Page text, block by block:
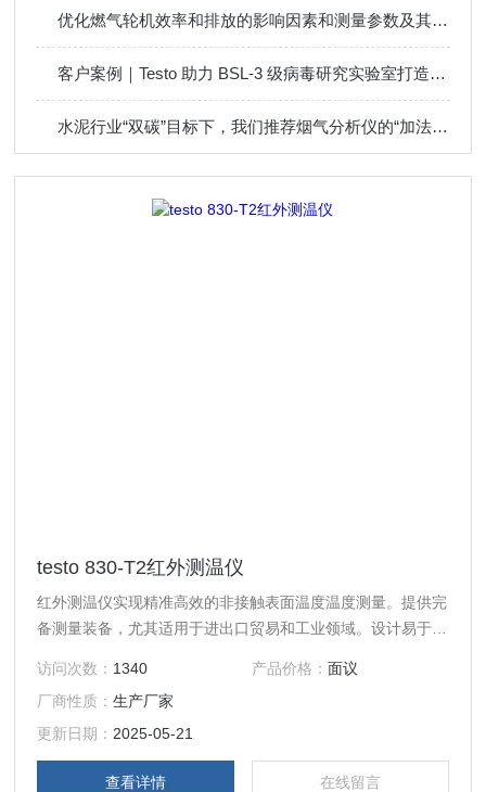
优化燃气轮机效率和排放的影响因素和测量参数及其重要性
客户案例｜Testo 助力 BSL-3 级病毒研究实验室打造卓越环境监测
水泥行业“双碳”目标下，我们推荐烟气分析仪的“加法”使用
testo 830-T2红外测温仪
红外测温仪实现精准高效的非接触表面温度温度测量。提供完
备测量装备，尤其适用于进出口贸易和工业领域。设计易于操
访问次数： 1340 产品价格： 面议
厂商性质：生产厂家
更新日期： 2025-05-21
查看详情 在线留言